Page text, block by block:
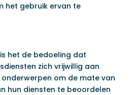
het gebruik ervan te
het de bedoeling dat
zich vrijwillig aan
om de mate van
hun diensten te beoordelen